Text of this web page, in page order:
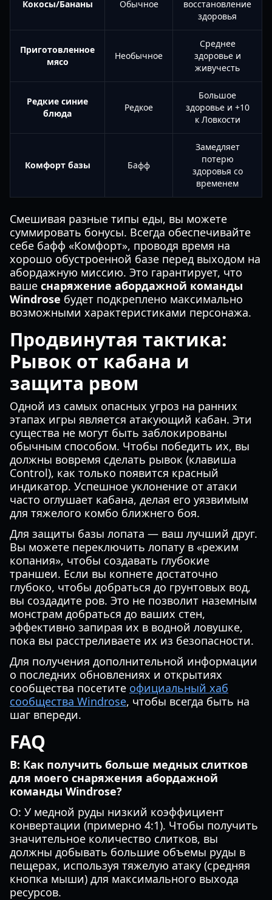
Кокосы/Бананы Обычное
восстановление
здоровья
Приготовленное
мясо
Необычное
Среднее
здоровье и
живучесть
Редкие синие
блюда
Редкое
Большое
здоровье и +10
к Ловкости
Комфорт базы Бафф
Замедляет
потерю
здоровья со
временем
Смешивая разные типы еды, вы можете
суммировать бонусы. Всегда обеспечивайте
себе бафф «Комфорт», проводя время на
хорошо обустроенной базе перед выходом на
абордажную миссию. Это гарантирует, что
ваше снаряжение абордажной команды
Windrose будет подкреплено максимально
возможными характеристиками персонажа.
Продвинутая тактика:
Рывок от кабана и
защита рвом
Одной из самых опасных угроз на ранних
этапах игры является атакующий кабан. Эти
существа не могут быть заблокированы
обычным способом. Чтобы победить их, вы
должны вовремя сделать рывок (клавиша
Control), как только появится красный
индикатор. Успешное уклонение от атаки
часто оглушает кабана, делая его уязвимым
для тяжелого комбо ближнего боя.
Для защиты базы лопата — ваш лучший друг.
Вы можете переключить лопату в «режим
копания», чтобы создавать глубокие
траншеи. Если вы копнете достаточно
глубоко, чтобы добраться до грунтовых вод,
вы создадите ров. Это не позволит наземным
монстрам добраться до ваших стен,
эффективно запирая их в водной ловушке,
пока вы расстреливаете их из безопасности.
Для получения дополнительной информации
о последних обновлениях и открытиях
сообщества посетите официальный хаб
сообщества Windrose, чтобы всегда быть на
шаг впереди.
FAQ
В: Как получить больше медных слитков
для моего снаряжения абордажной
команды Windrose?
О: У медной руды низкий коэффициент
конвертации (примерно 4:1). Чтобы получить
значительное количество слитков, вы
должны добывать большие объемы руды в
пещерах, используя тяжелую атаку (средняя
кнопка мыши) для максимального выхода
ресурсов.